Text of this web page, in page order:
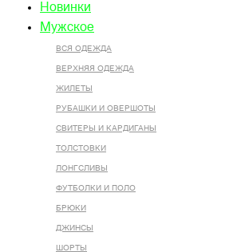
Новинки
Мужское
ВСЯ ОДЕЖДА
ВЕРХНЯЯ ОДЕЖДА
ЖИЛЕТЫ
РУБАШКИ И ОВЕРШОТЫ
СВИТЕРЫ И КАРДИГАНЫ
ТОЛСТОВКИ
ЛОНГСЛИВЫ
ФУТБОЛКИ И ПОЛО
БРЮКИ
ДЖИНСЫ
ШОРТЫ